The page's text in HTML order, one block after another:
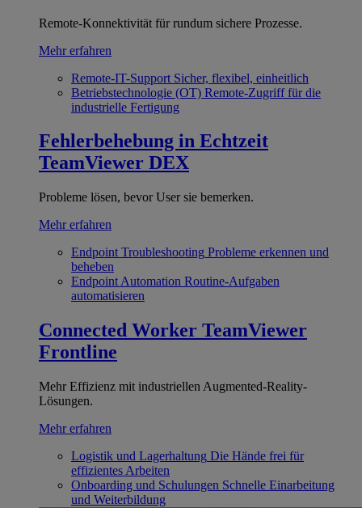
Remote-Konnektivität für rundum sichere Prozesse.
Mehr erfahren
Remote-IT-Support Sicher, flexibel, einheitlich
Betriebstechnologie (OT) Remote-Zugriff für die
industrielle Fertigung
Fehlerbehebung in Echtzeit
TeamViewer DEX
Probleme lösen, bevor User sie bemerken.
Mehr erfahren
Endpoint Troubleshooting Probleme erkennen und
beheben
Endpoint Automation Routine-Aufgaben
automatisieren
Connected Worker TeamViewer
Frontline
Mehr Effizienz mit industriellen Augmented-Reality-
Lösungen.
Mehr erfahren
Logistik und Lagerhaltung Die Hände frei für
effizientes Arbeiten
Onboarding und Schulungen Schnelle Einarbeitung
und Weiterbildung